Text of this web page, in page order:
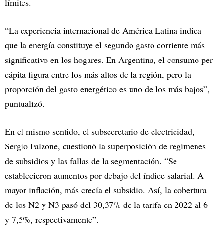
límites.
“La experiencia internacional de América Latina indica
que la energía constituye el segundo gasto corriente más
significativo en los hogares. En Argentina, el consumo per
cápita figura entre los más altos de la región, pero la
proporción del gasto energético es uno de los más bajos”,
puntualizó.
En el mismo sentido, el subsecretario de electricidad,
Sergio Falzone, cuestionó la superposición de regímenes
de subsidios y las fallas de la segmentación. “Se
establecieron aumentos por debajo del índice salarial. A
mayor inflación, más crecía el subsidio. Así, la cobertura
de los N2 y N3 pasó del 30,37% de la tarifa en 2022 al 6
y 7,5%, respectivamente”.